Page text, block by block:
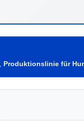
Produktionslinie für